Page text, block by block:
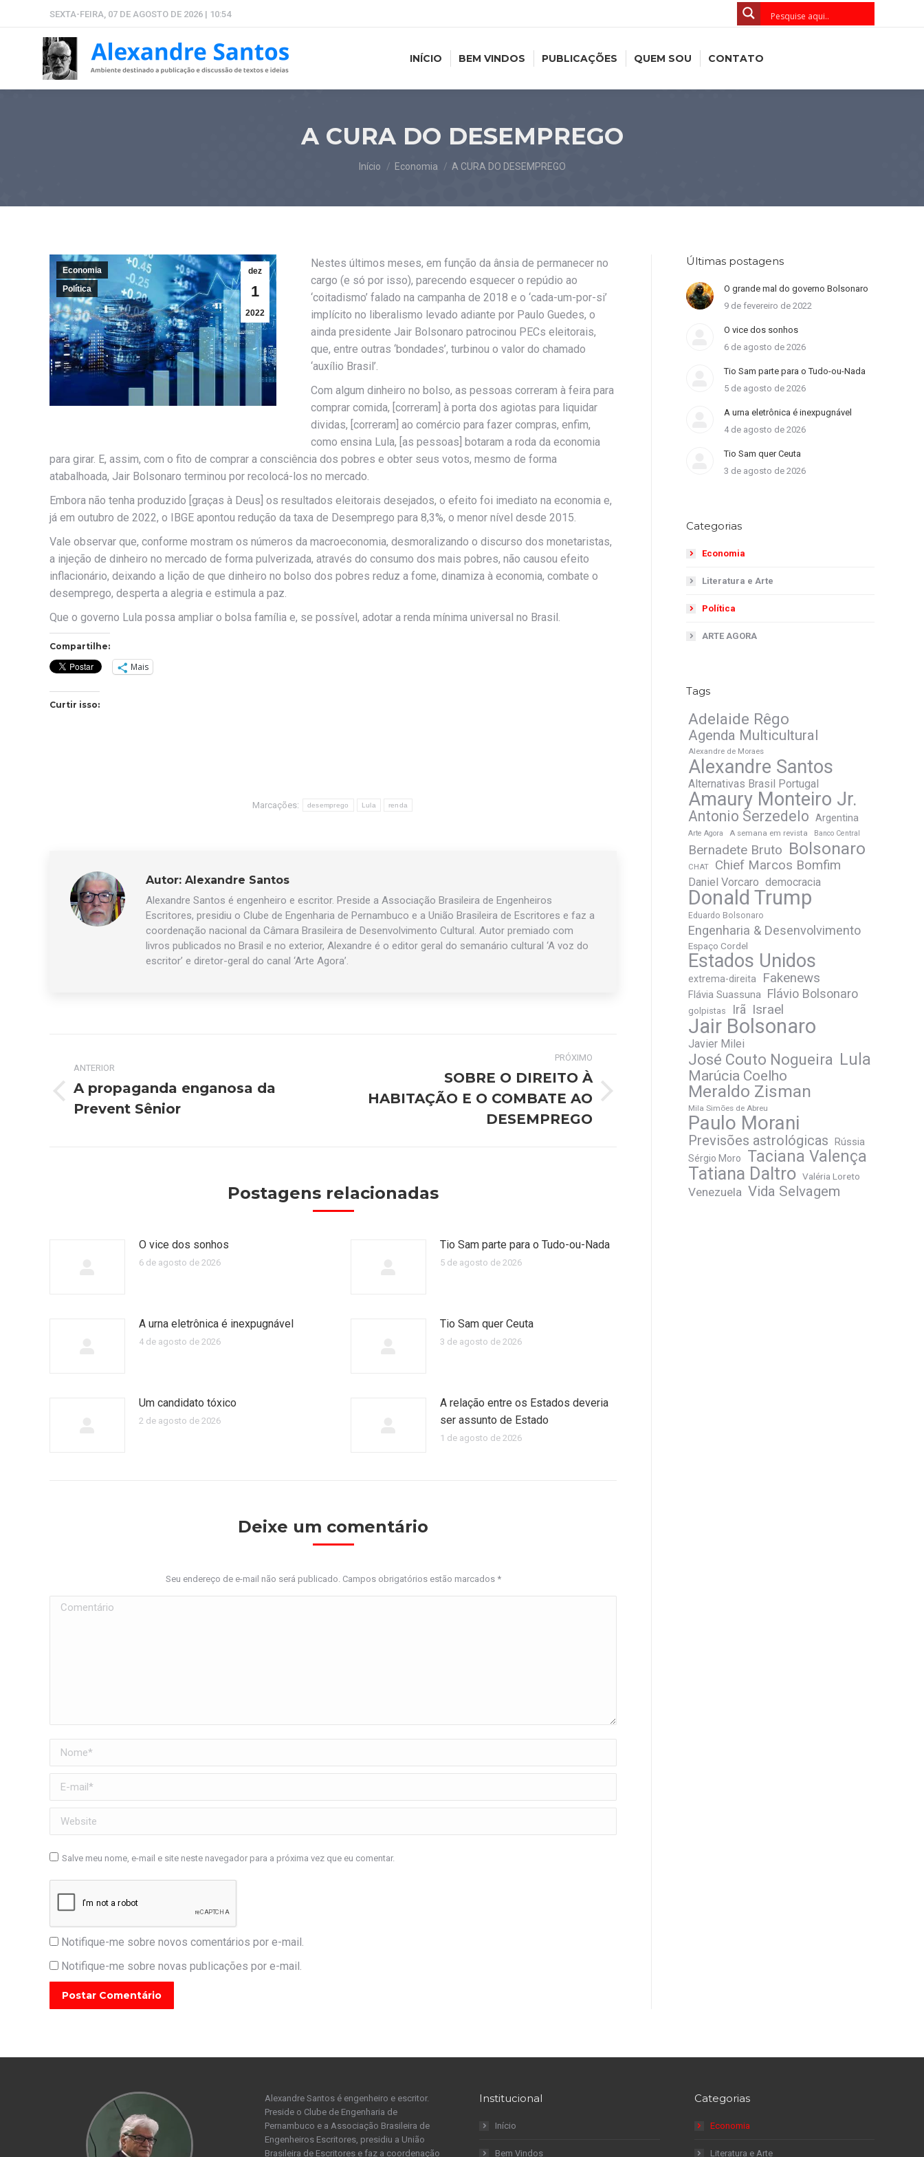
SEXTA-FEIRA, 07 DE AGOSTO DE 2026 | 10:54
INÍCIO BEM VINDOS PUBLICAÇÕES QUEM SOU CONTATO
A CURA DO DESEMPREGO
Você está aqui:
Início Economia A CURA DO DESEMPREGO
dez
1
2022
Economia
Política
Nestes últimos meses, em função da ânsia de permanecer no
cargo (e só por isso), parecendo esquecer o repúdio ao
‘coitadismo’ falado na campanha de 2018 e o ‘cada-um-por-si’
implícito no liberalismo levado adiante por Paulo Guedes, o
ainda presidente Jair Bolsonaro patrocinou PECs eleitorais,
que, entre outras ‘bondades’, turbinou o valor do chamado
‘auxílio Brasil’.
Com algum dinheiro no bolso, as pessoas correram à feira para
comprar comida, [correram] à porta dos agiotas para liquidar
dividas, [correram] ao comércio para fazer compras, enfim,
como ensina Lula, [as pessoas] botaram a roda da economia
para girar. E, assim, com o fito de comprar a consciência dos pobres e obter seus votos, mesmo de forma
atabalhoada, Jair Bolsonaro terminou por recolocá-los no mercado.
Embora não tenha produzido [graças à Deus] os resultados eleitorais desejados, o efeito foi imediato na economia e,
já em outubro de 2022, o IBGE apontou redução da taxa de Desemprego para 8,3%, o menor nível desde 2015.
Vale observar que, conforme mostram os números da macroeconomia, desmoralizando o discurso dos monetaristas,
a injeção de dinheiro no mercado de forma pulverizada, através do consumo dos mais pobres, não causou efeito
inflacionário, deixando a lição de que dinheiro no bolso dos pobres reduz a fome, dinamiza à economia, combate o
desemprego, desperta a alegria e estimula a paz.
Que o governo Lula possa ampliar o bolsa família e, se possível, adotar a renda mínima universal no Brasil.
Compartilhe:
Mais
Curtir isso:
Marcações: desemprego Lula renda
Autor: Alexandre Santos
Alexandre Santos é engenheiro e escritor. Preside a Associação Brasileira de Engenheiros
Escritores, presidiu o Clube de Engenharia de Pernambuco e a União Brasileira de Escritores e faz a
coordenação nacional da Câmara Brasileira de Desenvolvimento Cultural. Autor premiado com
livros publicados no Brasil e no exterior, Alexandre é o editor geral do semanário cultural ‘A voz do
escritor’ e diretor-geral do canal ‘Arte Agora’.
de
post:
ANTERIOR
Post
anterior:
A propaganda enganosa da
Prevent Sênior
PRÓXIMO
Próximo
SOBRE O DIREITO À
HABITAÇÃO E O COMBATE AO
DESEMPREGO
Postagens relacionadas
O vice dos sonhos
6 de agosto de 2026
Tio Sam parte para o Tudo-ou-Nada
5 de agosto de 2026
A urna eletrônica é inexpugnável
4 de agosto de 2026
Tio Sam quer Ceuta
3 de agosto de 2026
Um candidato tóxico
2 de agosto de 2026
A relação entre os Estados deveria
ser assunto de Estado
1 de agosto de 2026
Deixe um comentário
Seu endereço de e-mail não será publicado. Campos obrigatórios estão marcados *
Comentário
Nome *
E-mail *
Website
Salve meu nome, e-mail e site neste navegador para a próxima vez que eu comentar.
Notifique-me sobre novos comentários por e-mail.
Notifique-me sobre novas publicações por e-mail.
Postar Comentário
Últimas postagens
O grande mal do governo Bolsonaro
9 de fevereiro de 2022
O vice dos sonhos
6 de agosto de 2026
Tio Sam parte para o Tudo-ou-Nada
5 de agosto de 2026
A urna eletrônica é inexpugnável
4 de agosto de 2026
Tio Sam quer Ceuta
3 de agosto de 2026
Categorias
Economia
Literatura e Arte
Política
ARTE AGORA
Tags
Adelaide Rêgo
Agenda Multicultural
Alexandre de Moraes
Alexandre Santos
Alternativas Brasil Portugal
Amaury Monteiro Jr.
Antonio Serzedelo Argentina
Arte Agora A semana em revista Banco Central
Bernadete Bruto Bolsonaro
CHAT Chief Marcos Bomfim
Daniel Vorcaro democracia
Donald Trump
Eduardo Bolsonaro
Engenharia & Desenvolvimento
Espaço Cordel
Estados Unidos
extrema-direita Fakenews
Flávia Suassuna Flávio Bolsonaro
golpistas Irã Israel
Jair Bolsonaro
Javier Milei
José Couto Nogueira Lula
Marúcia Coelho
Meraldo Zisman
Mila Simões de Abreu
Paulo Morani
Previsões astrológicas Rússia
Sérgio Moro Taciana Valença
Tatiana Daltro Valéria Loreto
Venezuela Vida Selvagem
Alexandre Santos é engenheiro e escritor.
Preside o Clube de Engenharia de
Pernambuco e a Associação Brasileira de
Engenheiros Escritores, presidiu a União
Brasileira de Escritores e faz a coordenação
Institucional
Início
Bem Vindos
Categorias
Economia
Literatura e Arte